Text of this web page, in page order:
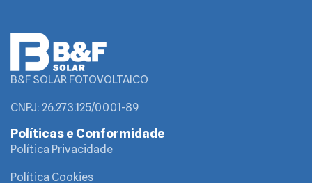
B&F SOLAR FOTOVOLTAICO
CNPJ: 26.273.125/0001-89
Políticas e Conformidade
Política Privacidade
Política Cookies